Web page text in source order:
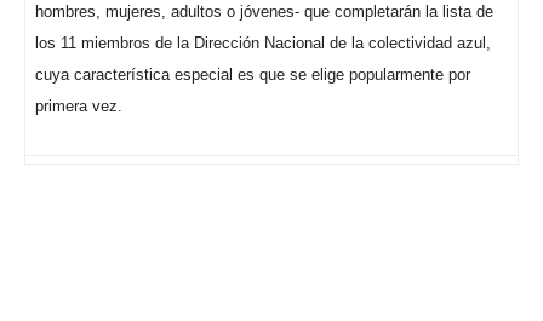
hombres, mujeres, adultos o jóvenes- que completarán la lista de
los 11 miembros de la Dirección Nacional de la colectividad azul,
cuya característica especial es que se elige popularmente por
primera vez.